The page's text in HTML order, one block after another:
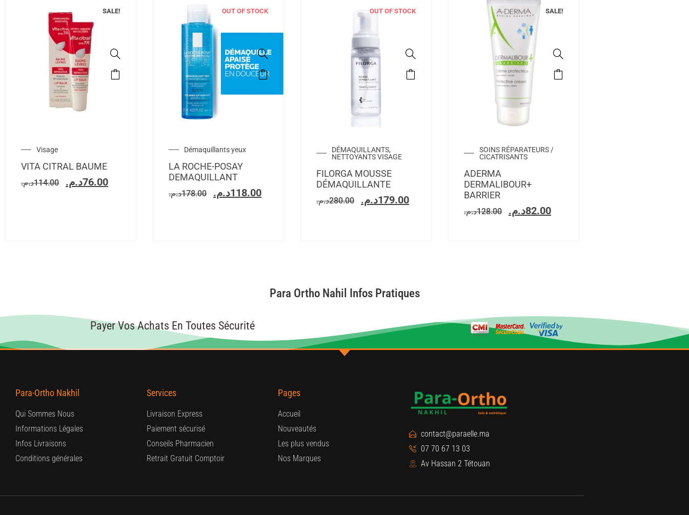
SALE!
Visage
VITA CITRAL BAUME
114.00د.م. 76.00د.م.
OUT OF STOCK
Démaquillants yeux
LA ROCHE-POSAY
DEMAQUILLANT
178.00د.م. 118.00د.م.
OUT OF STOCK
DÉMAQUILLANTS,
NETTOYANTS VISAGE
FILORGA MOUSSE
DÉMAQUILLANTE
280.00د.م. 179.00د.م.
SALE!
SOINS RÉPARATEURS /
CICATRISANTS
ADERMA
DERMALIBOUR+
BARRIER
128.00د.م. 82.00د.م.
Para Ortho Nahil Infos Pratiques
Payer Vos Achats En Toutes Sécurité
Para-Ortho Nakhil
Qui Sommes Nous
Informations Légales
Infos Livraisons
Conditions générales
Services
Livraison Express
Paiement sécurisé
Conseils Pharmacien
Retrait Gratuit Comptoir
Pages
Accueil
Nouveautés
Les plus vendus
Nos Marques
contact@paraelle.ma
07 70 67 13 03
Av Hassan 2 Tétouan